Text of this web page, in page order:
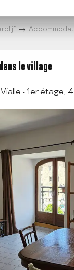
le village
- 1er étage,